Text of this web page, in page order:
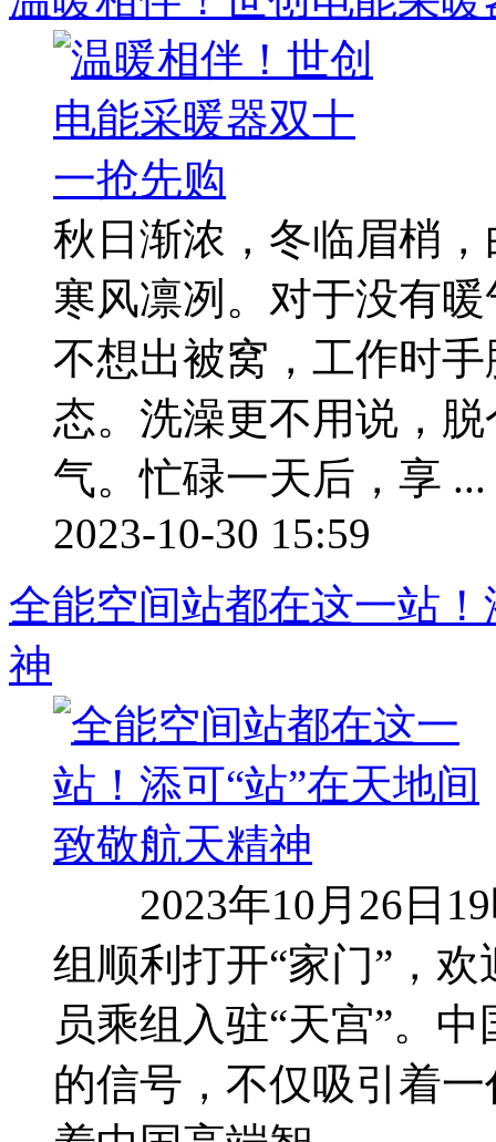
秋日渐浓，冬临眉梢
寒风凛冽。对于没有
不想出被窝，工作时
态。洗澡更不用说，
气。忙碌一天后，享 ...
2023-10-30 15:59
全能空间站都在这一站
神
2023年10月26日19
组顺利打开“家门”，
员乘组入驻“天宫”。
的信号，不仅吸引着